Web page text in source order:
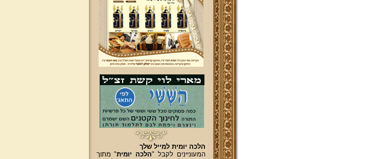
הלכה יומית למייל שלך
המעוניינים לקבל "הלכה יומית" מתוך